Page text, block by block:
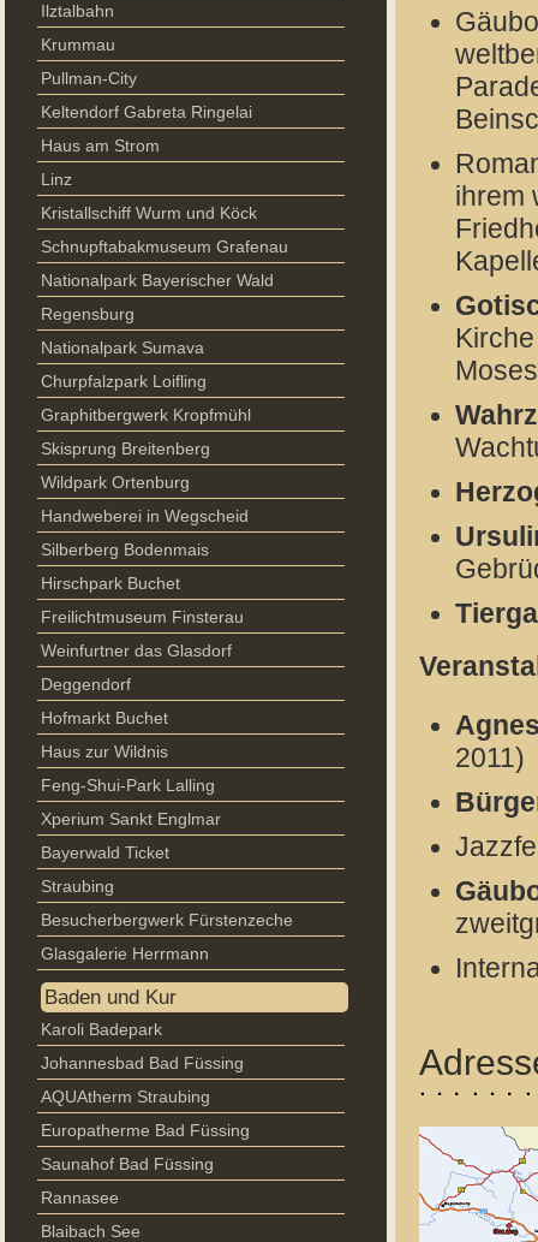
Ilztalbahn
Krummau
Pullman-City
Keltendorf Gabreta Ringelai
Haus am Strom
Linz
Kristallschiff Wurm und Köck
Schnupftabakmuseum Grafenau
Nationalpark Bayerischer Wald
Regensburg
Nationalpark Sumava
Churpfalzpark Loifling
Graphitbergwerk Kropfmühl
Skisprung Breitenberg
Wildpark Ortenburg
Handweberei in Wegscheid
Silberberg Bodenmais
Hirschpark Buchet
Freilichtmuseum Finsterau
Weinfurtner das Glasdorf
Deggendorf
Hofmarkt Buchet
Haus zur Wildnis
Feng-Shui-Park Lalling
Xperium Sankt Englmar
Bayerwald Ticket
Straubing
Besucherbergwerk Fürstenzeche
Glasgalerie Herrmann
Baden und Kur
Karoli Badepark
Johannesbad Bad Füssing
AQUAtherm Straubing
Europatherme Bad Füssing
Saunahof Bad Füssing
Rannasee
Blaibach See
ihrem
2011)